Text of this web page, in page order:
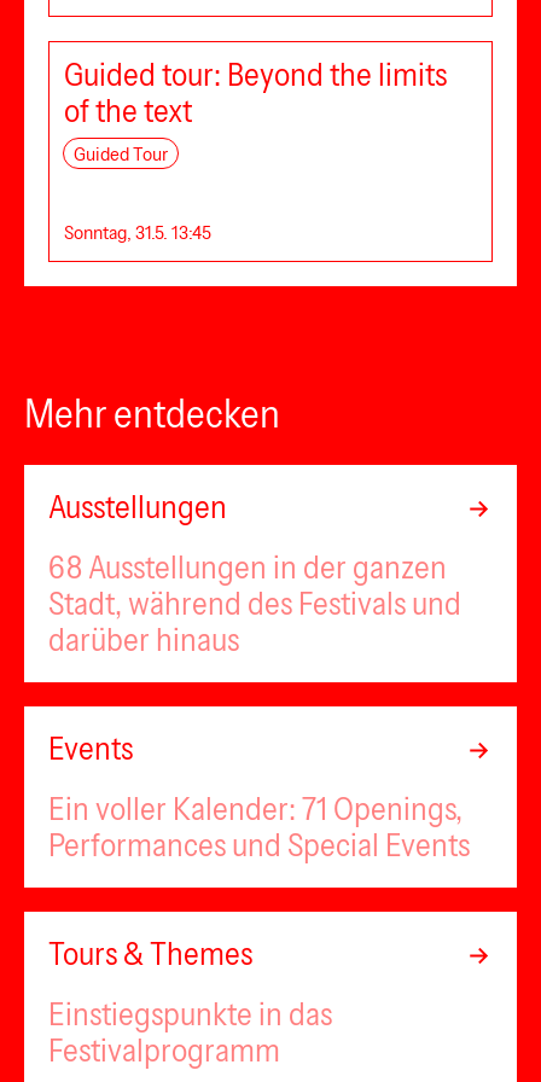
Guided tour: Beyond the limits
of the text
Guided Tour
Sonntag, 31.5. 13:45
Mehr entdecken
Ausstellungen
68 Ausstellungen in der ganzen
Stadt, während des Festivals und
darüber hinaus
Events
Ein voller Kalender: 71 Openings,
Performances und Special Events
Tours & Themes
Einstiegspunkte in das
Festivalprogramm